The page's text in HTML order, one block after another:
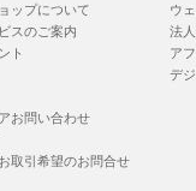
ップについて
スのご案内
ト
お問い合わせ
取引希望のお問合せ
ウ
法
ア
デ